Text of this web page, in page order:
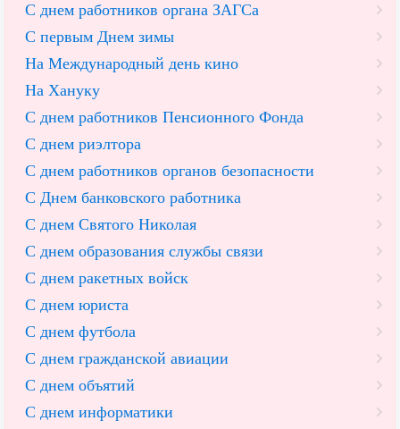
С днем работников органа ЗАГСа
С первым Днем зимы
На Международный день кино
На Хануку
С днем работников Пенсионного Фонда
С днем риэлтора
С днем работников органов безопасности
С Днем банковского работника
С днем Святого Николая
С днем образования службы связи
С днем ракетных войск
С днем юриста
С днем футбола
С днем гражданской авиации
С днем объятий
С днем информатики